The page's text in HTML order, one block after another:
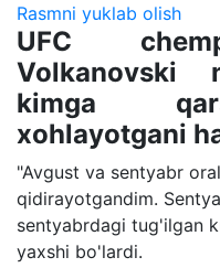
Rasmni yuklab olish
UFC
Volkanovski
kimga
xohlayotgani
"Avgust va sentyabr
qidirayotgandim.
sentyabrdagi tug'ilgan
yaxshi bo'lardi.